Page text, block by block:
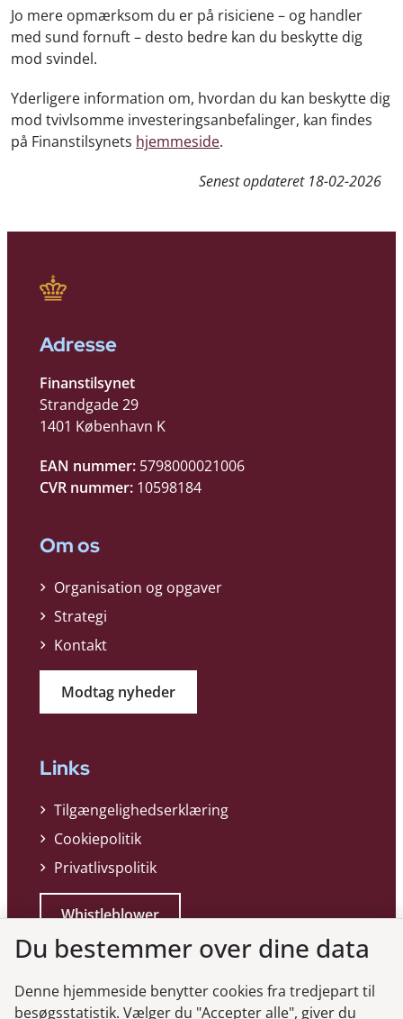
Jo mere opmærksom du er på risiciene – og handler
med sund fornuft – desto bedre kan du beskytte dig
mod svindel.
Yderligere information om, hvordan du kan beskytte dig
mod tvivlsomme investeringsanbefalinger, kan findes
på Finanstilsynets hjemmeside.
Senest opdateret 18-02-2026
Adresse
Finanstilsynet
Strandgade 29
1401 København K
EAN nummer: 5798000021006
CVR nummer: 10598184
Om os
Organisation og opgaver
Strategi
Kontakt
Modtag nyheder
Links
Tilgængelighedserklæring
Cookiepolitik
Privatlivspolitik
Whistleblower
Du bestemmer over dine data
Denne hjemmeside benytter cookies fra tredjepart til
besøgsstatistik. Vælger du "Accepter alle", giver du